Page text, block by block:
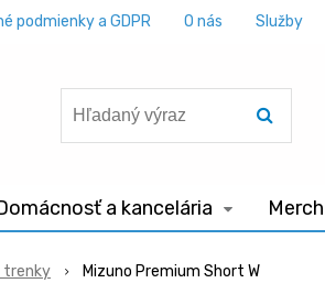
podmienky a GDPR O nás Služby
a kancelária Merch
trenky Mizuno Premium Short W